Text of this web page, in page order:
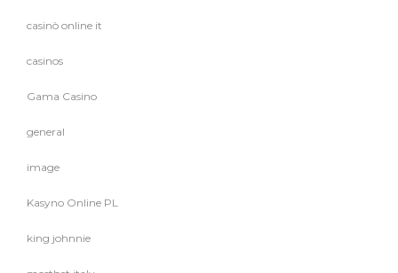
casinò online it
casinos
Gama Casino
general
image
Kasyno Online PL
king johnnie